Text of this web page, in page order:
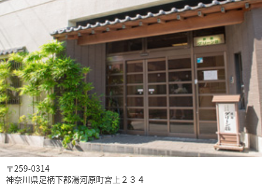
〒259-0314
神奈川県足柄下郡湯河原町宮上２３４